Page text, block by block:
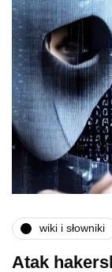
wiki i słowniki
Atak